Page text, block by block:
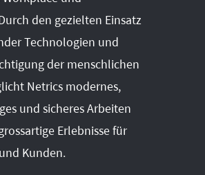
den gezielten Einsatz
Technologien und
der menschlichen
Netrics modernes,
und sicheres Arbeiten
Erlebnisse für
Kunden.